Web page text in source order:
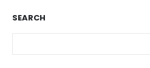
SEARCH